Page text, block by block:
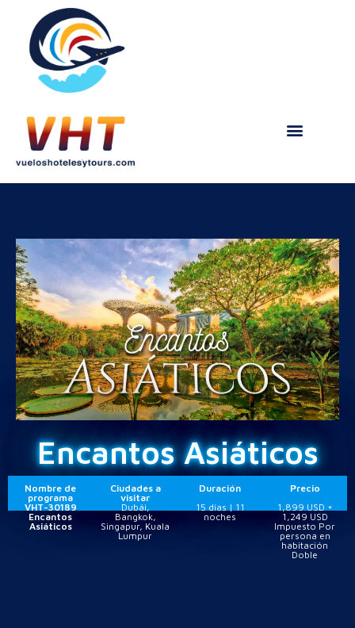
Encantos Asiáticos
Nombre de
programa
Ciudades a
visitar
Duración
Precio
VHT-30189
Encantos
Asiáticos
Dubái,
Bangkok,
Singapur, Kuala
Lumpur
15 días | 11
noches
1,899 USD +
1,249 USD
Impuesto Por
persona en
habitación
Doble